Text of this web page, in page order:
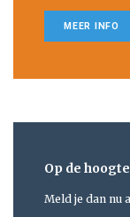
MEER INFO
Op de
Meld je dan nu